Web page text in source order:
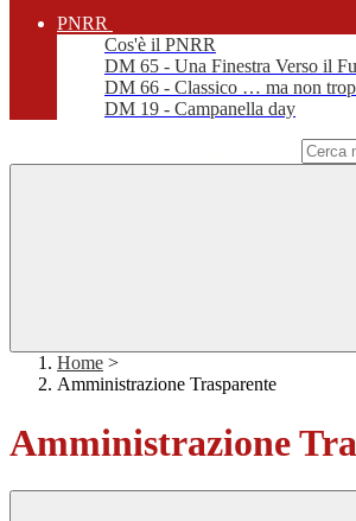
PNRR
Cos'è il PNRR
DM 65 - Una Finestra Verso il
DM 66 - Classico … ma non
DM 19 - Campanella day
Home >
Amministrazione Trasparente
Amministrazione